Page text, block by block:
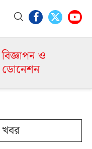
বিজ্ঞাপন ও
ডোনেশন
খবর